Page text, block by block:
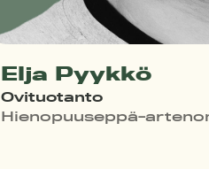
Elja Pyykkö
Ovituotanto
Hienopuuseppä-